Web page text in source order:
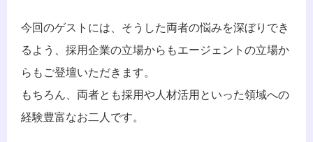
今回のゲストには、そうした両者の悩みを深ぼりでき
るよう、採用企業の立場からもエージェントの立場か
らもご登壇いただきます。
もちろん、両者とも採用や人材活用といった領域への
経験豊富なお二人です。